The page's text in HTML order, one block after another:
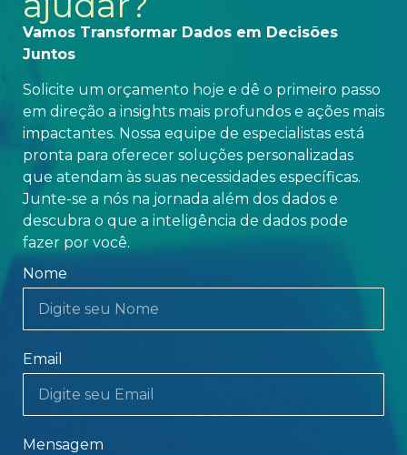
Vamos Transformar Dados em Decisões
Juntos
Solicite um orçamento hoje e dê o primeiro passo
em direção a insights mais profundos e ações mais
impactantes. Nossa equipe de especialistas está
pronta para oferecer soluções personalizadas
que atendam às suas necessidades específicas.
Junte-se a nós na jornada além dos dados e
descubra o que a inteligência de dados pode
fazer por você.
Nome
Email
Mensagem